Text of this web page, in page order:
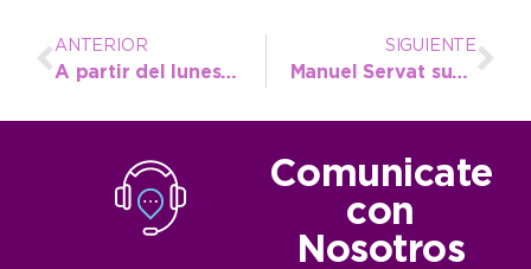
ANTERIOR
A partir del lunes, el transporte sólo se podrá abonar con la tarjeta SUBE
SIGUIENTE
Manuel Servat sueña representar de la mejor manera a la Escuela Municipal
Comunicate
con
Nosotros